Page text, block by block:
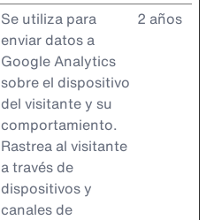
Se utiliza para
enviar datos a
Google Analytics
sobre el dispositivo
del visitante y su
comportamiento.
Rastrea al visitante
a través de
dispositivos y
canales de
2 años